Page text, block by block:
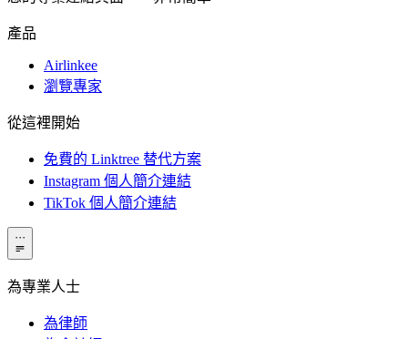
產品
Airlinkee
瀏覽專家
從這裡開始
免費的 Linktree 替代方案
Instagram 個人簡介連結
TikTok 個人簡介連結
···
為專業人士
為律師